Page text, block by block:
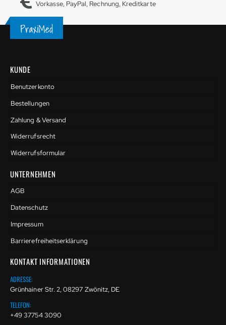
Vorkasse, PayPal, Rechnung, Kreditkarte
KUNDE
Benutzerkonto
Bestellungen
Zahlung & Versand
Widerrufsrecht
Widerrufsformular
UNTERNEHMEN
AGB
Datenschutz
Impressum
Barrierefreiheitserklärung
KONTAKT INFORMATIONEN
ADRESSE:
Grünhainer Str. 2, 08297 Zwönitz, DE
TELEFON:
+49 37754 3090